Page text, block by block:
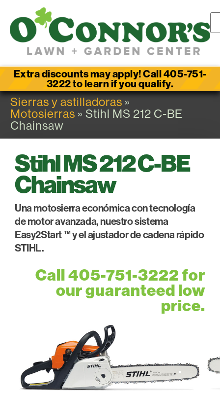
Extra discounts may apply! Call 405-751-
3222 to learn if you qualify.
Sierras y astilladoras »
Motosierras » Stihl MS 212 C-BE
Chainsaw
Stihl MS 212 C-BE
Chainsaw
Una motosierra económica con tecnología
de motor avanzada, nuestro sistema
Easy2Start ™ y el ajustador de cadena rápido
STIHL.
Call 405-751-3222 for
our guaranteed low
price.